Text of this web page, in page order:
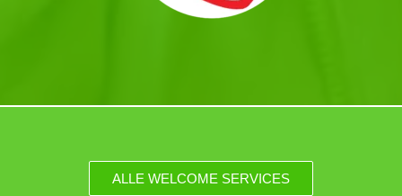
ALLE WELCOME SERVICES